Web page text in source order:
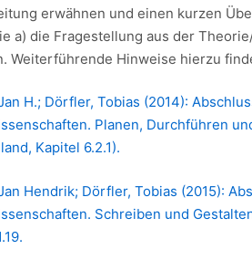
erwähnen und einen kurzen
a) die Fragestellung aus der
Weiterführende Hinweise hierzu
H.; Dörfler, Tobias (2014):
Planen, Durchführen
Kapitel 6.2.1).
Hendrik; Dörfler, Tobias (2015):
Schreiben und